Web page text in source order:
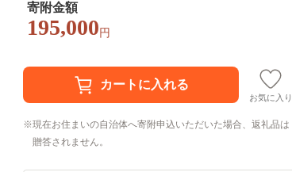
寄附金額
195,000 円
お気に入り
現在お住まいの自治体へ寄附申込いただいた場合、返礼品は
贈答されません。